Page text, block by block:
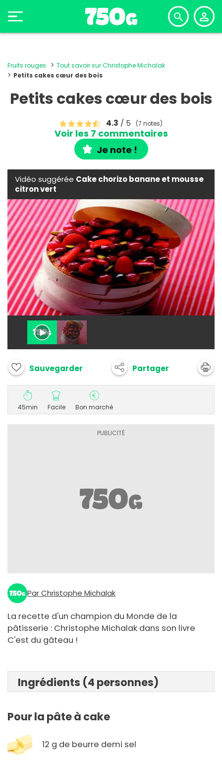
Fruits rouges
Tout savoir sur Christophe Michalak
Petits cakes cœur des bois
Petits cakes cœur des bois
4.3 / 5 (7 notes)
Voir les 7 commentaires
Je note !
Vidéo suggérée Cake chorizo banane et mousse
citron vert
Sauvegarder Partager
45min Facile Bon marché
Par Christophe Michalak
La recette d'un champion du Monde de la
pâtisserie : Christophe Michalak dans son livre
C'est du gâteau !
Ingrédients (4 personnes)
Pour la pâte à cake
12 g de beurre demi sel